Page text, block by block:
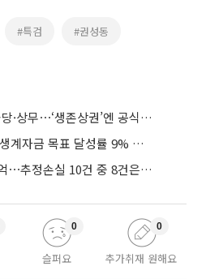
#특검 #권성동
불황에도 안 죽는 둔산·불당·상무⋯‘생존상권’엔 공식 있었다
미소금융 신상품 석 달⋯생계자금 목표 달성률 9% 그쳐
회수 포기한 돈 1조2000억⋯추정손실 10건 중 8건은 기업대출
슬퍼요
0
추가취재 원해요
0